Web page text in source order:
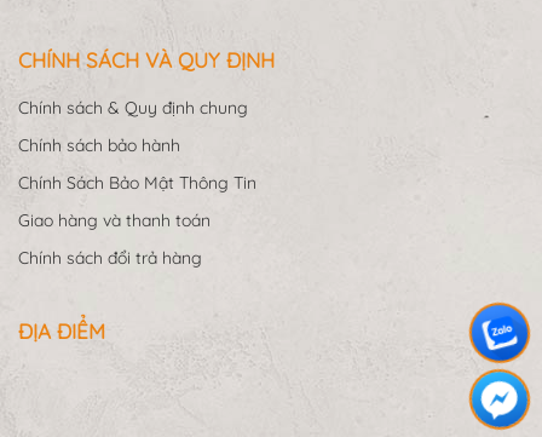
CHÍNH SÁCH VÀ QUY ĐỊNH
Chính sách & Quy định chung
Chính sách bảo hành
Chính Sách Bảo Mật Thông Tin
Giao hàng và thanh toán
Chính sách đổi trả hàng
ĐỊA ĐIỂM